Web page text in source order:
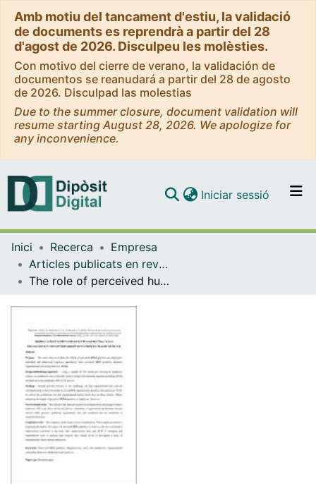
Amb motiu del tancament d'estiu, la validació
de documents es reprendrà a partir del 28
d'agost de 2026. Disculpeu les molèsties.
Con motivo del cierre de verano, la validación de
documentos se reanudará a partir del 28 de agosto
de 2026. Disculpad las molestias
Due to the summer closure, document validation will
resume starting August 28, 2026. We apologize for
any inconvenience.
Navega per tot el DD
Com publicar
Iniciar sessió (current)
Inici Recerca
Empresa
Articles publicats en revistes (Empresa)
The role of perceived human resource management practices in organizational citizenship behaviors: Evidence from the healthcare sector